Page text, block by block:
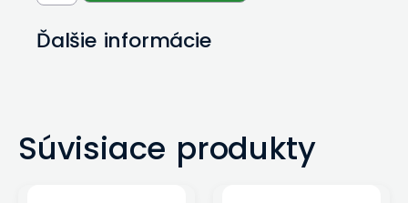
Ďalšie informácie
Súvisiace produkty